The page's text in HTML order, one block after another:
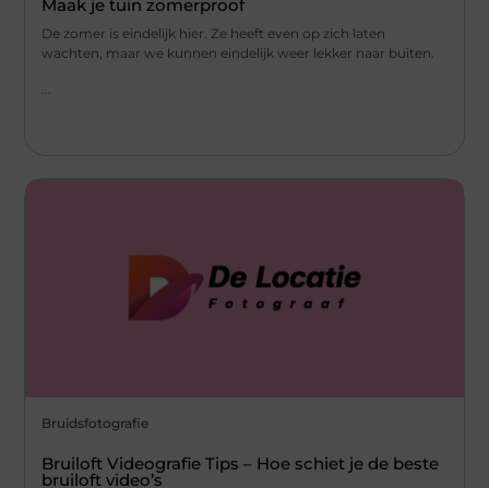
Maak je tuin zomerproof
De zomer is eindelijk hier. Ze heeft even op zich laten
wachten, maar we kunnen eindelijk weer lekker naar buiten.
Bruidsfotografie
Bruiloft Videografie Tips – Hoe schiet je de beste
bruiloft video’s